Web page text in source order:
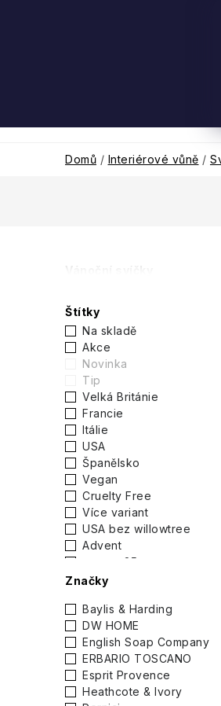
Domů / Interiérové vůně /
P
o
s
r
a
n
n
í
p
a
n
e
l
Vánoční svíčky
Štítky
Na skladě
Akce
Novinka
Tip
Velká Británie
Francie
Itálie
USA
Španělsko
Vegan
Cruelty Free
Více variant
USA bez willowtree
Advent
vanoce25
RIJEN2025
Značky
Baylis & Harding
DW HOME
English Soap Company
ERBARIO TOSCANO
Esprit Provence
Heathcote & Ivory